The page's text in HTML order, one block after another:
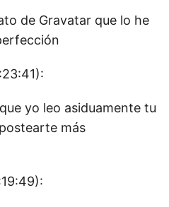
de Gravatar que lo he
yo leo asiduamente tu
más